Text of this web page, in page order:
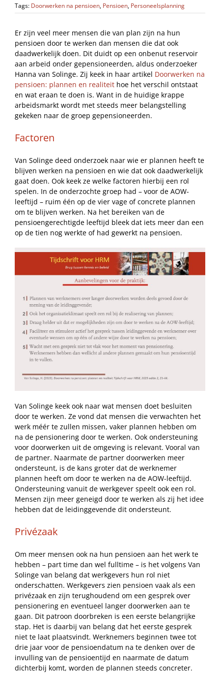
Tags: Doorwerken na pensioen, Pensioen, Personeelsplanning
Er zijn veel meer mensen die van plan zijn na hun
pensioen door te werken dan mensen die dat ook
daadwerkelijk doen. Dit duidt op een onbenut reservoir
aan arbeid onder gepensioneerden, aldus onderzoeker
Hanna van Solinge. Zij keek in haar artikel Doorwerken na
pensioen: plannen en realiteit hoe het verschil ontstaat
en wat eraan te doen is. Want in de huidige krappe
arbeidsmarkt wordt met steeds meer belangstelling
gekeken naar de groep gepensioneerden.
Factoren
Van Solinge deed onderzoek naar wie er plannen heeft te
blijven werken na pensioen en wie dat ook daadwerkelijk
gaat doen. Ook keek ze welke factoren hierbij een rol
spelen. In de onderzochte groep had – voor de AOW-
leeftijd – ruim één op de vier vage of concrete plannen
om te blijven werken. Na het bereiken van de
pensioengerechtigde leeftijd bleek dat iets meer dan een
op de tien nog werkte of had gewerkt na pensioen.
Van Solinge keek ook naar wat mensen doet besluiten
door te werken. Ze vond dat mensen die verwachten het
werk méér te zullen missen, vaker plannen hebben om
na de pensionering door te werken. Ook ondersteuning
voor doorwerken uit de omgeving is relevant. Vooral van
de partner. Naarmate de partner doorwerken meer
ondersteunt, is de kans groter dat de werknemer
plannen heeft om door te werken na de AOW-leeftijd.
Ondersteuning vanuit de werkgever speelt ook een rol.
Mensen zijn meer geneigd door te werken als zij het idee
hebben dat de leidinggevende dit ondersteunt.
Privézaak
Om meer mensen ook na hun pensioen aan het werk te
hebben – part time dan wel fulltime – is het volgens Van
Solinge van belang dat werkgevers hun rol niet
onderschatten. Werkgevers zien pensioen vaak als een
privézaak en zijn terughoudend om een gesprek over
pensionering en eventueel langer doorwerken aan te
gaan. Dit patroon doorbreken is een eerste belangrijke
stap. Het is daarbij van belang dat het eerste gesprek
niet te laat plaatsvindt. Werknemers beginnen twee tot
drie jaar voor de pensioendatum na te denken over de
invulling van de pensioentijd en naarmate de datum
dichterbij komt, worden de plannen steeds concreter.